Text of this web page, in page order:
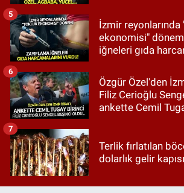
İzmir
ekonomisi"
iğneleri gıda
5
Özgür Özel'den
Filiz Cerioğlu
ankette Cemil
6
Terlik fırlatılan
dolarlık gelir
7